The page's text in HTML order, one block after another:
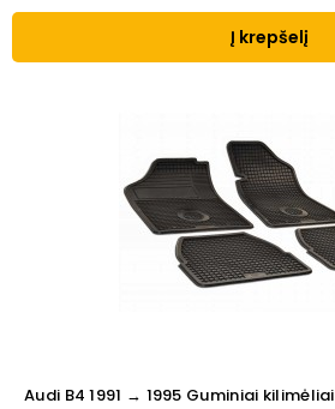
Į krepšelį
Audi B4 1991 → 1995 Guminiai kilimėliai